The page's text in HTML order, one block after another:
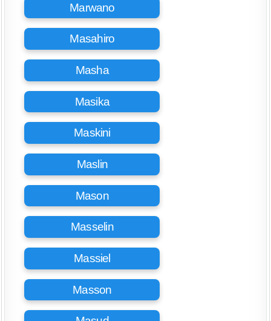
Marwano
Masahiro
Masha
Masika
Maskini
Maslin
Mason
Masselin
Massiel
Masson